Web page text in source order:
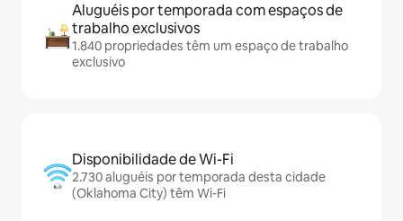
Aluguéis por temporada com espaços de
trabalho exclusivos
1.840 propriedades têm um espaço de trabalho
exclusivo
Disponibilidade de Wi-Fi
2.730 aluguéis por temporada desta cidade
(Oklahoma City) têm Wi-Fi